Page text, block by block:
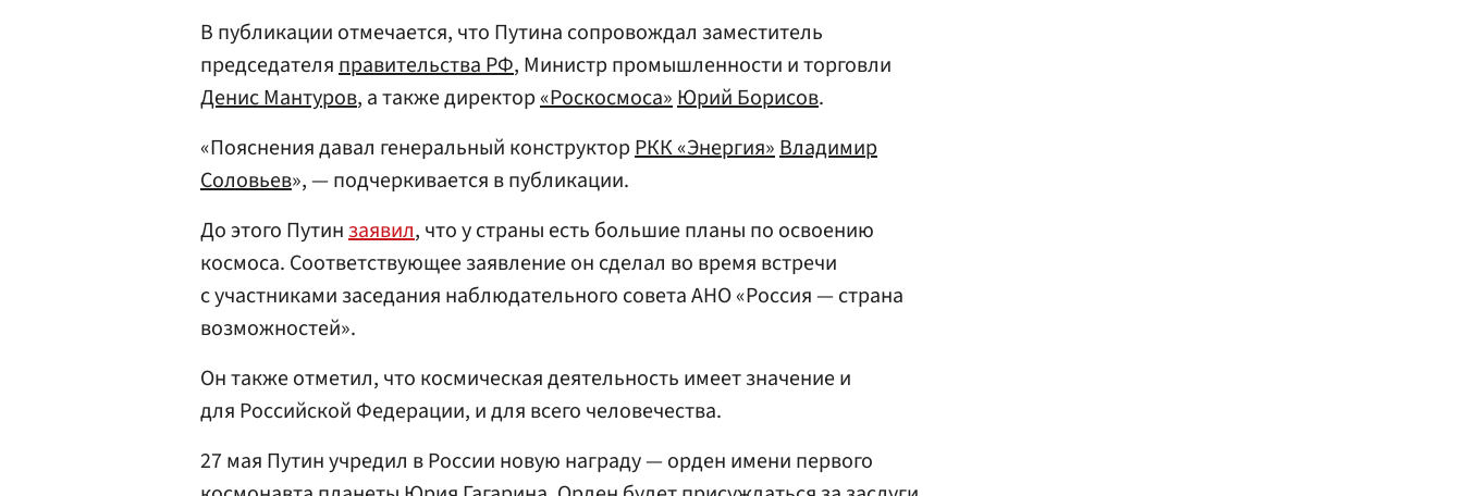
В публикации отмечается, что Путина сопровождал заместитель
председателяправительства РФ, Министр промышленности и торговли
Денис Мантуров, а также директор«Роскосмоса»Юрий Борисов.
«Пояснения давал генеральный конструкторРКК «Энергия»Владимир
Соловьев», — подчеркивается в публикации.
До этого Путинзаявил, что у страны есть большие планы по освоению
космоса. Соответствующее заявление он сделал во время встречи
с участниками заседания наблюдательного совета АНО «Россия — страна
возможностей».
Он также отметил, что космическая деятельность имеет значение и
для Российской Федерации, и для всего человечества.
27 мая Путин учредил в России новую награду — орден имени первого